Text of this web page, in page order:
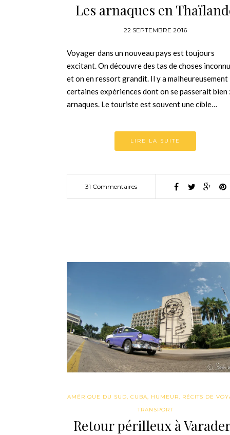
Les arnaques en
22 SEPTEMBRE 2016
Voyager dans un nouveau pays est toujours
excitant. On découvre des tas de choses
et on en ressort grandit. Il y a malheureusement
certaines expériences dont on se passerait bien
arnaques. Le touriste est souvent une cible…
LIRE LA SUITE
31 Commentaires
AMÉRIQUE DU SUD, CUBA, HUMEUR, RÉCITS DE
TRANSPORT
Retour périlleux à